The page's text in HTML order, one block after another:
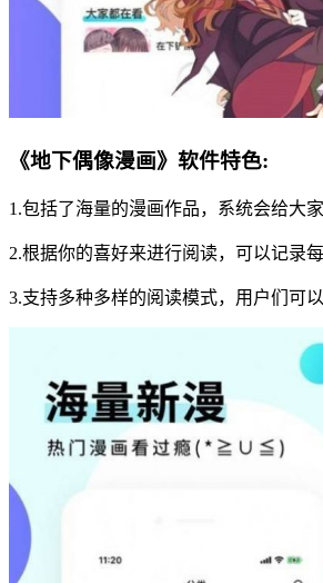
《地下偶像漫画》软件特色:
1.包括了海量的漫画作品，系统会给大家
2.根据你的喜好来进行阅读，可以记录
3.支持多种多样的阅读模式，用户们可以